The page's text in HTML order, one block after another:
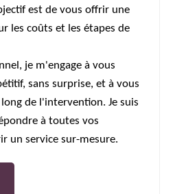
est de vous offrir une
les coûts et les étapes de
je m'engage à vous
sans surprise, et à vous
de l'intervention. Je suis
à toutes vos
un service sur-mesure.